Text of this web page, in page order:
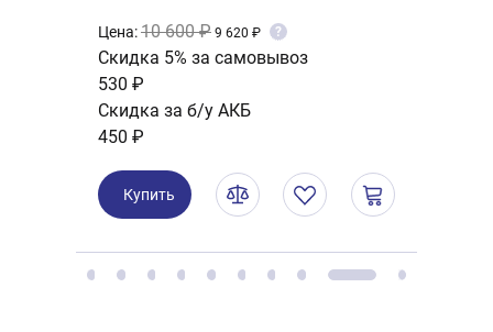
Цена:11 600 ₽ 10 620 ₽ ?
Скидка 5% за самовывоз
580 ₽
Скидка за б/у АКБ
400 ₽
Купить